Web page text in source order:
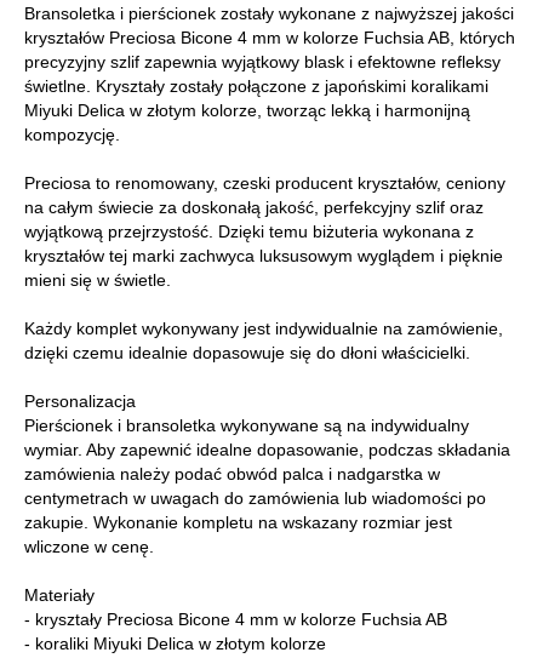
Bransoletka i pierścionek zostały wykonane z najwyższej jakości
kryształów Preciosa Bicone 4 mm w kolorze Fuchsia AB, których
precyzyjny szlif zapewnia wyjątkowy blask i efektowne refleksy
świetlne. Kryształy zostały połączone z japońskimi koralikami
Miyuki Delica w złotym kolorze, tworząc lekką i harmonijną
kompozycję.
Preciosa to renomowany, czeski producent kryształów, ceniony
na całym świecie za doskonałą jakość, perfekcyjny szlif oraz
wyjątkową przejrzystość. Dzięki temu biżuteria wykonana z
kryształów tej marki zachwyca luksusowym wyglądem i pięknie
mieni się w świetle.
Każdy komplet wykonywany jest indywidualnie na zamówienie,
dzięki czemu idealnie dopasowuje się do dłoni właścicielki.
Personalizacja
Pierścionek i bransoletka wykonywane są na indywidualny
wymiar. Aby zapewnić idealne dopasowanie, podczas składania
zamówienia należy podać obwód palca i nadgarstka w
centymetrach w uwagach do zamówienia lub wiadomości po
zakupie. Wykonanie kompletu na wskazany rozmiar jest
wliczone w cenę.
Materiały
- kryształy Preciosa Bicone 4 mm w kolorze Fuchsia AB
- koraliki Miyuki Delica w złotym kolorze